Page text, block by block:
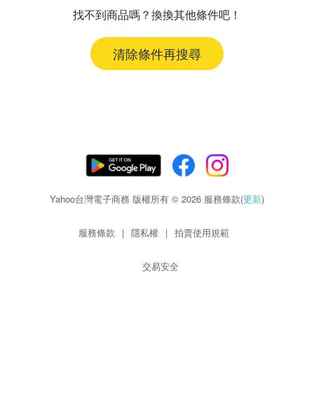
找不到商品嗎？換換其他條件吧！
清除條件再搜尋
Yahoo台灣電子商務 版權所有 © 2026 服務條款(更新)
服務條款 | 隱私權 | 拍賣使用規範
交易安全